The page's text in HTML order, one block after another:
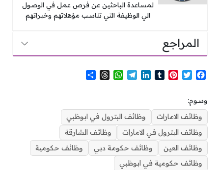
لمساعدة الباحثين عن فرص عمل في الوصول
الي الوظيفة التي تناسب مؤهلاتهم وخبراتهم
المراجع
e
b
o
o
k
t
e
r
e
r
e
s
t
r
e
d
I
n
g
r
a
m
W
s
A
p
p
a
d
s
e
وسوم:
وظائف الامارات
وظائف البترول في ابوظبي
وظائف البترول في الامارات
وظائف الشارقة
وظائف العين
وظائف حكومة دبي
وظائف حكومية
وظائف حكومية في ابوظبي